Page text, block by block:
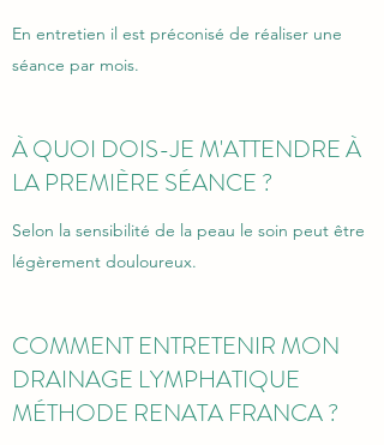
En entretien il est préconisé de réaliser une
séance par mois.
À QUOI DOIS-JE M'ATTENDRE À
LA PREMIÈRE SÉANCE ?
Selon la sensibilité de la peau le soin peut être
légèrement douloureux.
COMMENT ENTRETENIR MON
DRAINAGE LYMPHATIQUE
MÉTHODE RENATA FRANCA ?